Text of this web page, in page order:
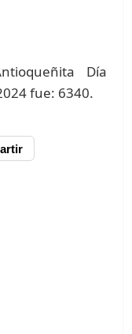
Día
fue: 6340.